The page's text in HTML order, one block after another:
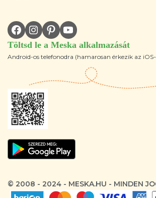
Töltsd le a Meska alkalmazását
Android-os telefonodra (hamarosan érkezik az iOS-
© 2008 - 2024 - MESKA.HU - MINDEN